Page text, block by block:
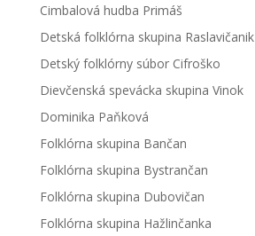
Cimbalová hudba Primáš
Detská folklórna skupina Raslavičanik
Detský folklórny súbor Cifroško
Dievčenská spevácka skupina Vinok
Dominika Paňková
Folklórna skupina Bančan
Folklórna skupina Bystrančan
Folklórna skupina Dubovičan
Folklórna skupina Hažlinčanka